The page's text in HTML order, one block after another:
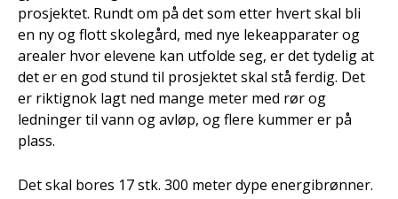
prosjektet. Rundt om på det som etter hvert skal bli
en ny og flott skolegård, med nye lekeapparater og
arealer hvor elevene kan utfolde seg, er det tydelig at
det er en god stund til prosjektet skal stå ferdig. Det
er riktignok lagt ned mange meter med rør og
ledninger til vann og avløp, og flere kummer er på
plass.
Det skal bores 17 stk. 300 meter dype energibrønner.